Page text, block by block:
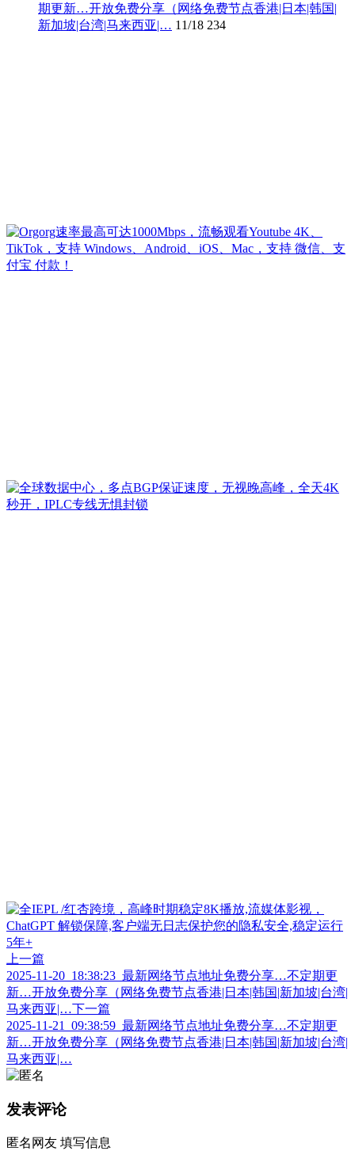
期更新…开放免费分享（网络免费节点香港|日本|韩国|
新加坡|台湾|马来西亚|… 11/18 234
上一篇
2025-11-20_18:38:23_最新网络节点地址免费分享…不定期更
新…开放免费分享（网络免费节点香港|日本|韩国|新加坡|台湾|
马来西亚|… 下一篇
2025-11-21_09:38:59_最新网络节点地址免费分享…不定期更
新…开放免费分享（网络免费节点香港|日本|韩国|新加坡|台湾|
马来西亚|…
发表评论
匿名网友 填写信息